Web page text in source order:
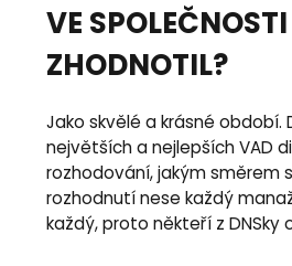
VE
ZHODNOTIL?
Jako skvělé a krásné
největších a nejlepších VAD
rozhodování, jakým směrem
rozhodnutí nese každý
každý, proto někteří z DNSky